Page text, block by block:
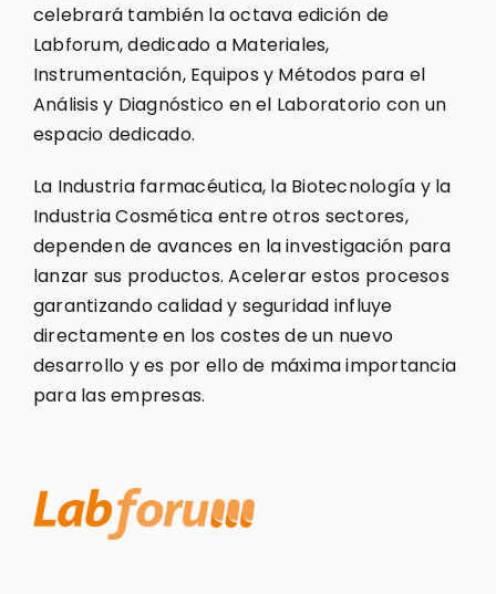
celebrará también la octava edición de
Labforum, dedicado a Materiales,
Instrumentación, Equipos y Métodos para el
Análisis y Diagnóstico en el Laboratorio con un
espacio dedicado.
La Industria farmacéutica, la Biotecnología y la
Industria Cosmética entre otros sectores,
dependen de avances en la investigación para
lanzar sus productos. Acelerar estos procesos
garantizando calidad y seguridad influye
directamente en los costes de un nuevo
desarrollo y es por ello de máxima importancia
para las empresas.